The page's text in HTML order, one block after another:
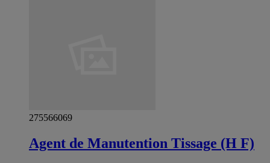
275566069
Agent de Manutention Tissage (H F)